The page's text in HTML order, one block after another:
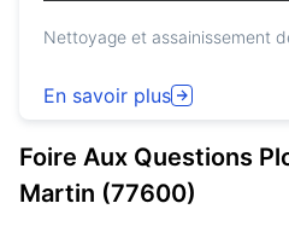
Nettoyage et assainissement
En savoir plus
Foire Aux Questions
Martin (77600)